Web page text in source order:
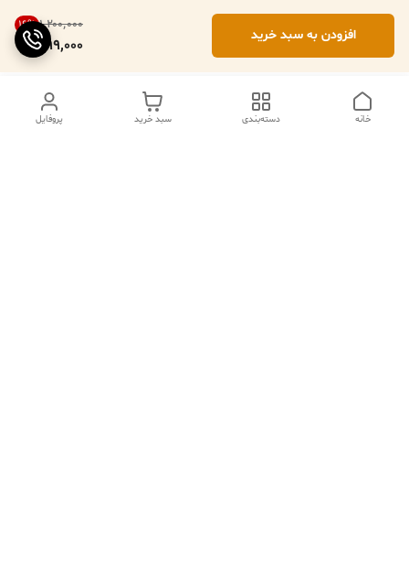
۱٬۲۰۰٬۰۰۰ 16%
999,000
افزودن به سبد خرید
پروفایل سبد خرید دسته‌بندی خانه